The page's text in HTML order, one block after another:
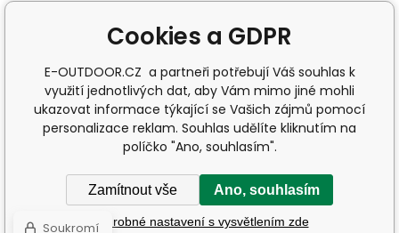
Cookies a GDPR
E-OUTDOOR.CZ a partneři potřebují Váš souhlas k
využití jednotlivých dat, aby Vám mimo jiné mohli
ukazovat informace týkající se Vašich zájmů pomocí
personalizace reklam. Souhlas udělíte kliknutím na
políčko "Ano, souhlasím".
Zamítnout vše Ano, souhlasím
Podrobné nastavení s vysvětlením zde
Soukromí